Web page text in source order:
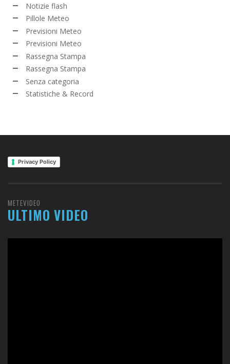
Notizie flash
Pillole Meteo
Previsioni Meteo
Previsioni Meteo
Rassegna Stampa
Rassegna Stampa
Senza categoria
Statistiche & Record
Privacy Policy
METEVIDEO
ULTIMO VIDEO